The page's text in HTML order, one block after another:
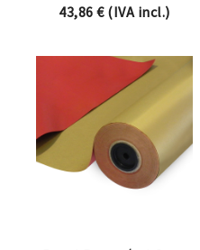
43,86€(IVA incl.)